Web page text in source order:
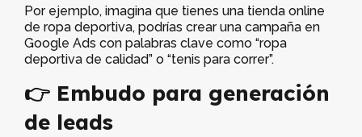
Por ejemplo, imagina que tienes una tienda online
de ropa deportiva, podrías crear una campaña en
Google Ads con palabras clave como “ropa
deportiva de calidad” o “tenis para correr”.
👉 Embudo para generación
de leads